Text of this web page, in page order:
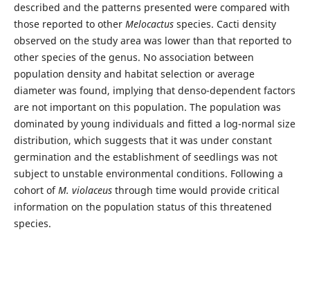
described and the patterns presented were compared with
those reported to other Melocactusspecies. Cacti density
observed on the study area was lower than that reported to
other species of the genus. No association between
population density and habitat selection or average
diameter was found, implying that denso-dependent factors
are not important on this population. The population was
dominated by young individuals and fitted a log-normal size
distribution, which suggests that it was under constant
germination and the establishment of seedlings was not
subject to unstable environmental conditions. Following a
cohort ofM. violaceusthrough time would provide critical
information on the population status of this threatened
species.